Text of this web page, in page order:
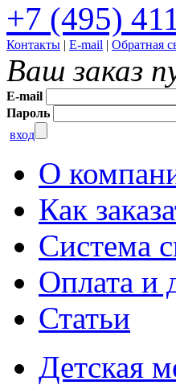
+7 (495)
Контакты | E-mail | Обратная
Ваш заказ
E-mail
Пароль
вход
О
Как
Система
Оплата и
Статьи
Детская